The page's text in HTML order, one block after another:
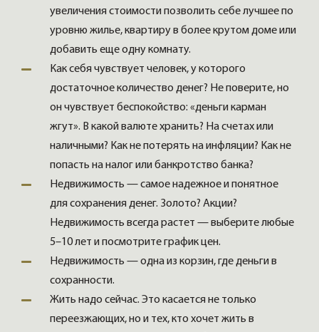
увеличения стоимости позволить себе лучшее по
уровню жилье, квартиру в более крутом доме или
добавить еще одну комнату.
Как себя чувствует человек, у которого
достаточное количество денег? Не поверите, но
он чувствует беспокойство: «деньги карман
жгут». В какой валюте хранить? На счетах или
наличными? Как не потерять на инфляции? Как не
попасть на налог или банкротство банка?
Недвижимость — самое надежное и понятное
для сохранения денег. Золото? Акции?
Недвижимость всегда растет — выберите любые
5–10 лет и посмотрите график цен.
Недвижимость — одна из корзин, где деньги в
сохранности.
Жить надо сейчас. Это касается не только
переезжающих, но и тех, кто хочет жить в